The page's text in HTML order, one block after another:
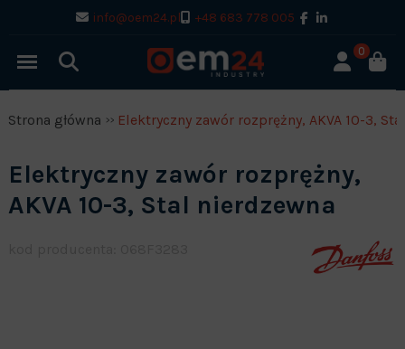
info@oem24.pl +48 683 778 005
0
Strona główna Elektryczny zawór rozprężny, AKVA 10-3,
Elektryczny zawór rozprężny,
AKVA 10-3, Stal nierdzewna